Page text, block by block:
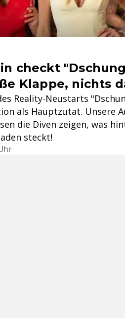
checkt
Klappe, nichts
Reality-Neustarts
als Hauptzutat. Unsere
die Diven zeigen, was
steckt!